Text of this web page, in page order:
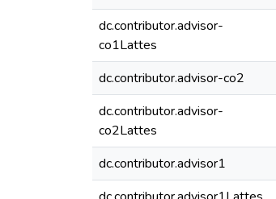
dc.contributor.advisor-
co1Lattes
dc.contributor.advisor-co2
dc.contributor.advisor-
co2Lattes
dc.contributor.advisor1